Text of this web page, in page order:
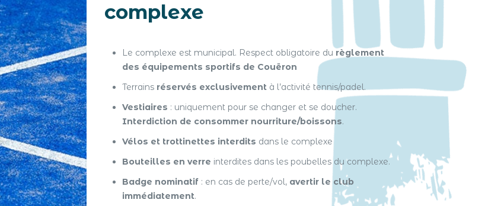
complexe
Le complexe est municipal. Respect obligatoire du règlement
des équipements sportifs de Couëron
Terrains réservés exclusivement à l’activité tennis/padel.
Vestiaires : uniquement pour se changer et se doucher.
Interdiction de consommer nourriture/boissons.
Vélos et trottinettes interdits dans le complexe
Bouteilles en verre interdites dans les poubelles du complexe.
Badge nominatif : en cas de perte/vol, avertir le club
immédiatement.